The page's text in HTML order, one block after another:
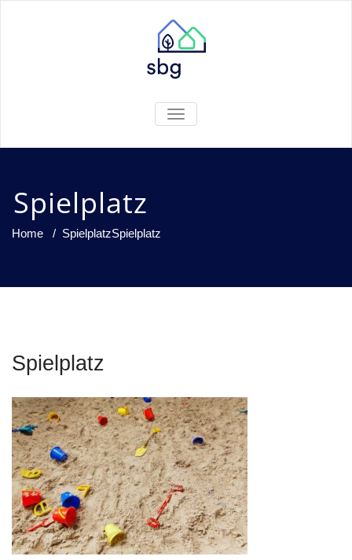
TOGGLE
NAVIGATION
Spielplatz
Home / SpielplatzSpielplatz
Spielplatz